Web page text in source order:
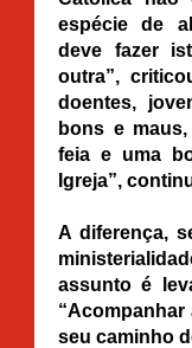
espécie de
deve fazer
outra”,
doentes,
bons e
feia e uma
Igreja”,
A diferença,
assunto é
seu caminho